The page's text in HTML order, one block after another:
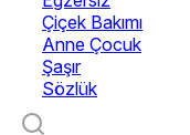
Çiçek Bakımı
Anne Çocuk
Şaşır
Sözlük